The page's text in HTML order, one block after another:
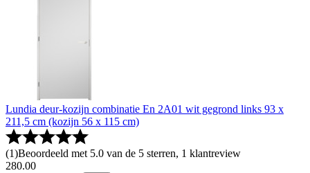
Lundia deur-kozijn combinatie En 2A01 wit gegrond links 93 x
211,5 cm (kozijn 56 x 115 cm)
(1)Beoordeeld met 5.0 van de 5 sterren, 1 klantreview
280.00